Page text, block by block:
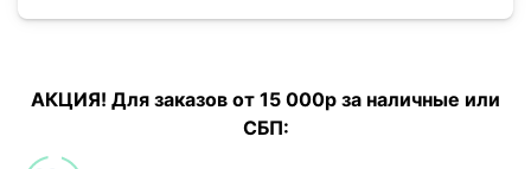
АКЦИЯ! Для заказов от 15 000р за наличные или
СБП: